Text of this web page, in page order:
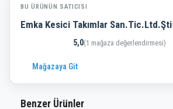
BU ÜRÜNÜN SATICISI
Emka Kesici Takımlar San.Tic.Ltd.Şti
5,0(1 mağaza değerlendirmesi)
Mağazaya Git
Benzer Ürünler